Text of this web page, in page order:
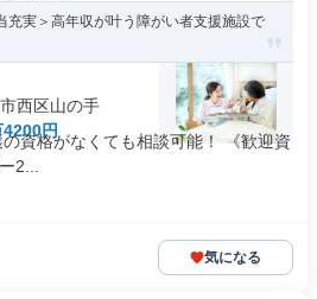
充実＞高年収が叶う障がい者支援施設で
西区山の手
円
資格がなくても相談可能！ 《歓迎資
2...
気になる